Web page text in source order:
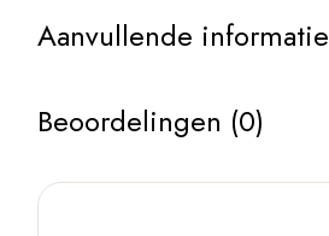
Aanvullende informatie
Beoordelingen (0)